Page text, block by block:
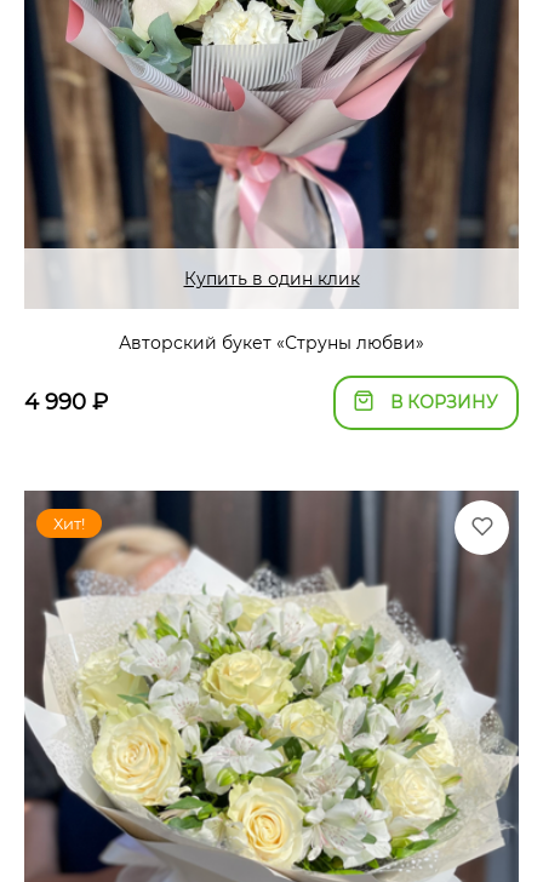
Купить в один клик
Авторский букет «Струны любви»
4 990 ₽ В КОРЗИНУ
Хит!